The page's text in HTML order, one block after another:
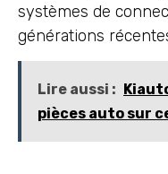
systèmes de
générations
Lire aussi :
pièces auto sur